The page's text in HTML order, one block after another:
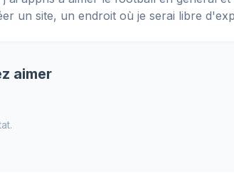
un site, un endroit où je serai libre
aimer